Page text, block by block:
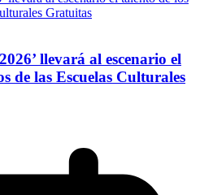
llevará al escenario el
de las Escuelas Culturales